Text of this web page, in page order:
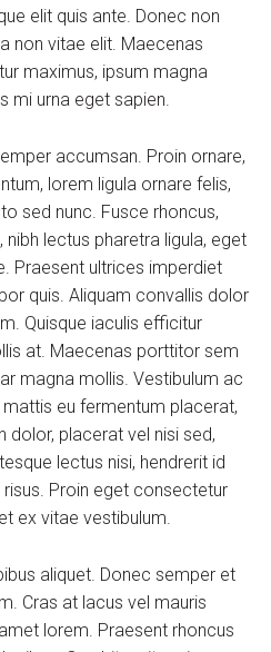
elit quis ante. Donec non
non vitae elit. Maecenas
maximus, ipsum magna
mi urna eget sapien.
accumsan. Proin ornare,
lorem ligula ornare felis,
sed nunc. Fusce rhoncus,
lectus pharetra ligula, eget
Praesent ultrices imperdiet
quis. Aliquam convallis dolor
Quisque iaculis efficitur
at. Maecenas porttitor sem
magna mollis. Vestibulum ac
eu fermentum placerat,
dolor, placerat vel nisi sed,
lectus nisi, hendrerit id
Proin eget consectetur
ex vitae vestibulum.
aliquet. Donec semper et
Cras at lacus vel mauris
lorem. Praesent rhoncus